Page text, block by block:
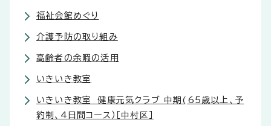
福祉会館めぐり
介護予防の取り組み
高齢者の余暇の活用
いきいき教室
いきいき教室 健康元気クラブ 中期(65歳以上、予
約制、4日間コース）［中村区］